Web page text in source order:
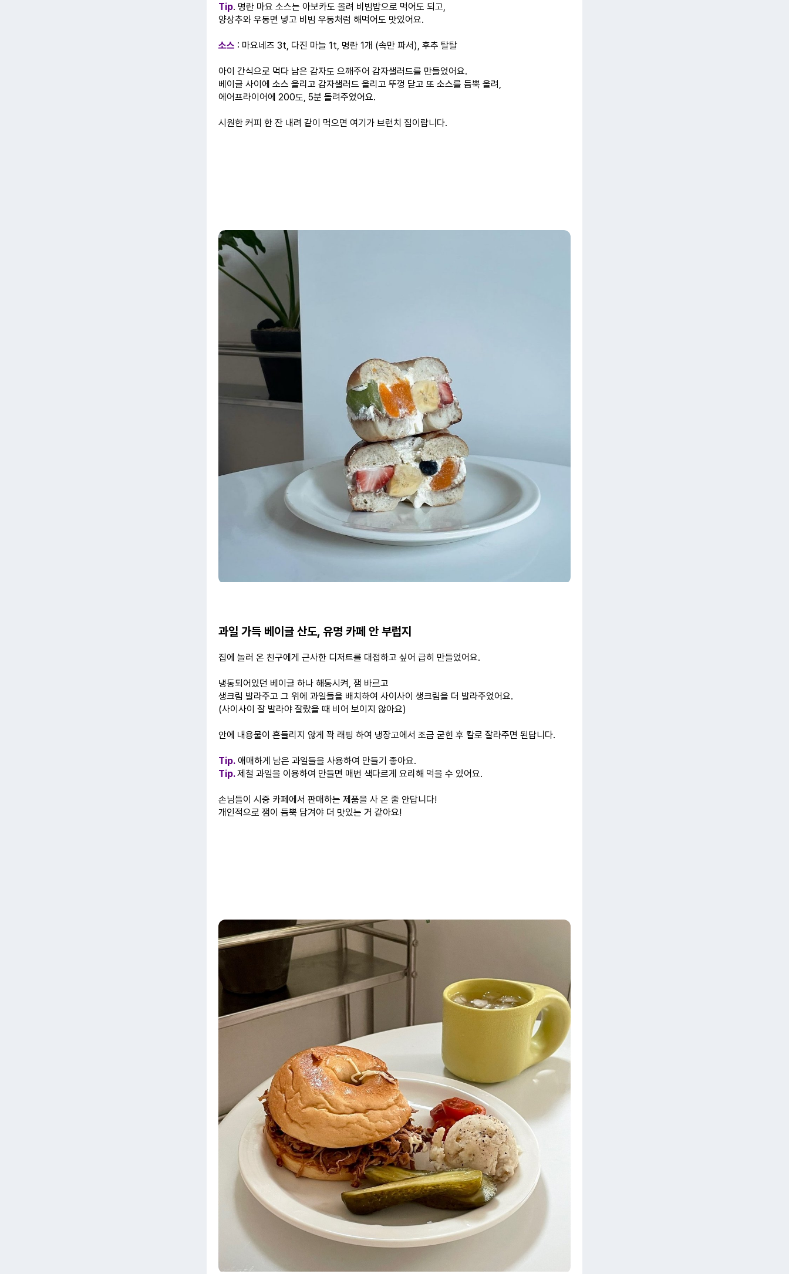
Tip. 명란 마요 소스는 아보카도 올려 비빔밥으로 먹어도 되고,
양상추와 우동면 넣고 비빔 우동처럼 해먹어도 맛있어요.
소스 : 마요네즈 3t, 다진 마늘 1t, 명란 1개 (속만 파서), 후추 탈탈
아이 간식으로 먹다 남은 감자도 으깨주어 감자샐러드를 만들었어요.
베이글 사이에 소스 올리고 감자샐러드 올리고 뚜껑 닫고 또 소스를 듬뿍 올려,
에어프라이어에 200도, 5분 돌려주었어요.
시원한 커피 한 잔 내려 같이 먹으면 여기가 브런치 집이랍니다.
과일 가득 베이글 산도, 유명 카페 안 부럽지
집에 놀러 온 친구에게 근사한 디저트를 대접하고 싶어 급히 만들었어요.
냉동되어있던 베이글 하나 해동시켜, 잼 바르고
생크림 발라주고 그 위에 과일들을 배치하여 사이사이 생크림을 더 발라주었어요.
(사이사이 잘 발라야 잘랐을 때 비어 보이지 않아요)
안에 내용물이 흔들리지 않게 꽉 래핑 하여 냉장고에서 조금 굳힌 후 칼로 잘라주면 된답니다.
Tip. 애매하게 남은 과일들을 사용하여 만들기 좋아요.
Tip.제철 과일을 이용하여 만들면 매번 색다르게 요리해 먹을 수 있어요.
손님들이 시중 카페에서 판매하는 제품을 사 온 줄 안답니다!
개인적으로 잼이 듬뿍 담겨야 더 맛있는 거 같아요!